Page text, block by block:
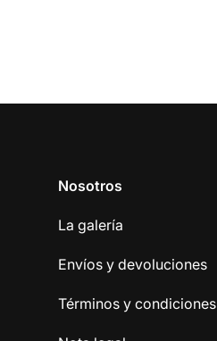
Nosotros
La galería
Envíos y devoluciones
Términos y condiciones